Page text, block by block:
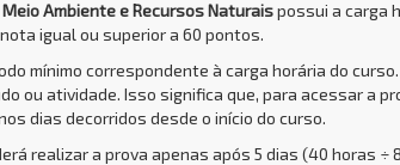
Ambiente e Recursos Naturaispossui a carga
igual ou superior a 60 pontos.
mínimo correspondente à carga horária do curso.
ou atividade. Isso significa que, para acessar a
dias decorridos desde o início do curso.
realizar a prova apenas após 5 dias (40 horas ÷